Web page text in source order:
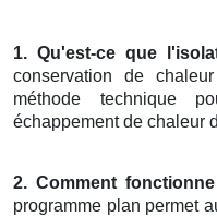
1. Qu'est-ce que
conservation de
méthode technique
échappement de chaleur
2. Comment
programme plan permet